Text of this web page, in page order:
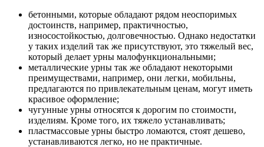
бетонными, которые обладают рядом неоспоримых
достоинств, например, практичностью,
износостойкостью, долговечностью. Однако недостатки
у таких изделий так же присутствуют, это тяжелый вес,
который делает урны малофункциональными;
металлические урны так же обладают некоторыми
преимуществами, например, они легки, мобильны,
предлагаются по привлекательным ценам, могут иметь
красивое оформление;
чугунные урны относятся к дорогим по стоимости,
изделиям. Кроме того, их тяжело устанавливать;
пластмассовые урны быстро ломаются, стоят дешево,
устанавливаются легко, но не практичные.